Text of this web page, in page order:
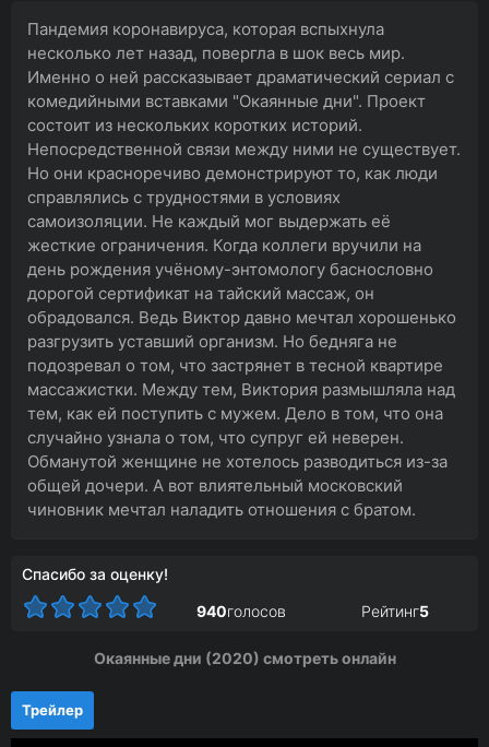
Пандемия коронавируса, которая вспыхнула
несколько лет назад, повергла в шок весь мир.
Именно о ней рассказывает драматический сериал с
комедийными вставками "Окаянные дни". Проект
состоит из нескольких коротких историй.
Непосредственной связи между ними не существует.
Но они красноречиво демонстрируют то, как люди
справлялись с трудностями в условиях
самоизоляции. Не каждый мог выдержать её
жесткие ограничения. Когда коллеги вручили на
день рождения учёному-энтомологу баснословно
дорогой сертификат на тайский массаж, он
обрадовался. Ведь Виктор давно мечтал хорошенько
разгрузить уставший организм. Но бедняга не
подозревал о том, что застрянет в тесной квартире
массажистки. Между тем, Виктория размышляла над
тем, как ей поступить с мужем. Дело в том, что она
случайно узнала о том, что супруг ей неверен.
Обманутой женщине не хотелось разводиться из-за
общей дочери. А вот влиятельный московский
чиновник мечтал наладить отношения с братом.
Спасибо за оценку!
940голосов Рейтинг5
Окаянные дни (2020) смотреть онлайн
Трейлер